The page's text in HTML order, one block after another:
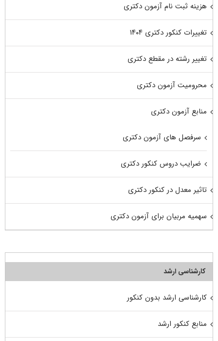
هزینه ثبت نام آزمون دکتری
تغییرات کنکور دکتری ۱۴۰۴
تغییر رشته در مقطع دکتری
محرومیت آزمون دکتری
منابع آزمون دکتری
سرفصل های آزمون دکتری
ضرایب دروس کنکور دکتری
تاثیر معدل در کنکور دکتری
سهمیه مربیان برای آزمون دکتری
کارشناسی ارشد
کارشناسی ارشد بدون کنکور
منابع کنکور ارشد